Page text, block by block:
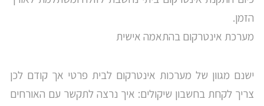
הזמן.
מערכת אינטרקום בהתאמה אישית
ישנם מגוון של מערכות אינטרקום לבית פרטי אך קודם לכן
צריך לקחת בחשבון שיקולים: איך נרצה לתקשר עם האורחים